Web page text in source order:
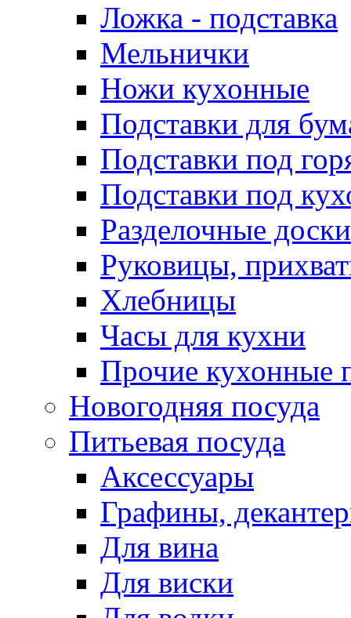
Ложка - подставка
Мельнички
Ножи кухонные
Подставки для
Подставки под
Подставки под
Разделочные доски
Руковицы,
Хлебницы
Часы для кухни
Прочие кухонные
Новогодняя посуда
Питьевая посуда
Аксессуары
Графины,
Для вина
Для виски